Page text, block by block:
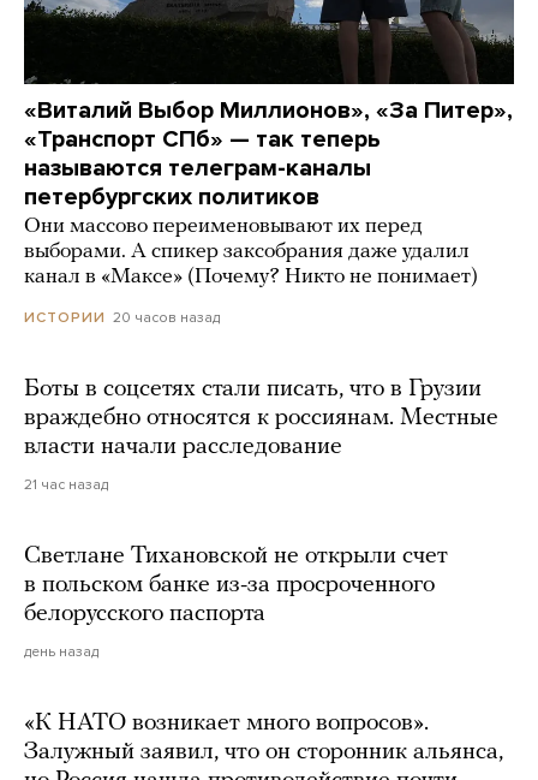
«Виталий Выбор Миллионов», «За Питер»,
«Транспорт СПб» — так теперь
называются телеграм-каналы
петербургских политиков
Они массово переименовывают их перед
выборами. А спикер заксобрания даже удалил
канал в «Максе» (Почему? Никто не понимает)
ИСТОРИИ 20 часов назад
Боты в соцсетях стали писать, что в Грузии
враждебно относятся к россиянам. Местные
власти начали расследование
21 час назад
Светлане Тихановской не открыли счет
в польском банке из-за просроченного
белорусского паспорта
день назад
«К НАТО возникает много вопросов».
Залужный заявил, что он сторонник альянса,